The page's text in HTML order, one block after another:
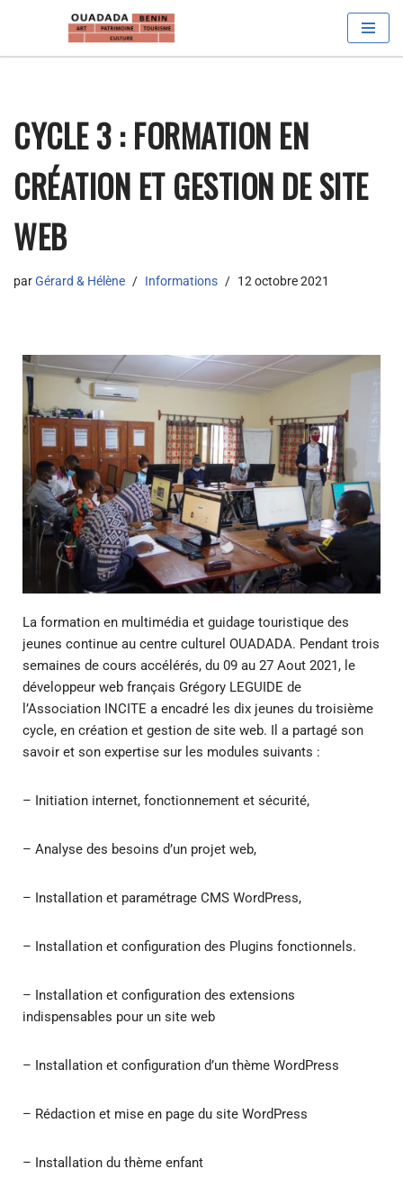
CYCLE 3 : FORMATION EN
CRÉATION ET GESTION DE SITE
WEB
parGérard & Hélène Informations 12 octobre 2021
La formation en multimédia et guidage touristique des
jeunes continue au centre culturel OUADADA. Pendant trois
semaines de cours accélérés, du 09 au 27 Aout 2021, le
développeur web français Grégory LEGUIDE de
l’Association INCITE a encadré les dix jeunes du troisième
cycle, en création et gestion de site web. Il a partagé son
savoir et son expertise sur les modules suivants :
– Initiation internet, fonctionnement et sécurité,
– Analyse des besoins d’un projet web,
– Installation et paramétrage CMS WordPress,
– Installation et configuration des Plugins fonctionnels.
– Installation et configuration des extensions
indispensables pour un site web
– Installation et configuration d’un thème WordPress
– Rédaction et mise en page du site WordPress
– Installation du thème enfant